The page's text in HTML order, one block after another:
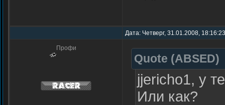
Дата: Четверг, 31.01.2008,
Профи
Quote (ABSED)
jjericho1, у
Или как?